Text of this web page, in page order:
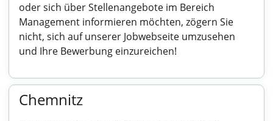
oder sich über Stellenangebote im Bereich
Management informieren möchten, zögern Sie
nicht, sich auf unserer Jobwebseite umzusehen
und Ihre Bewerbung einzureichen!
Chemnitz